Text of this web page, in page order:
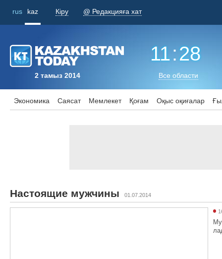
rus kaz Кіру @ Редакцияға хат
2 тамыз 2014
11:28
Все области
Экономика Саясат Мемлекет Қоғам Оқыс оқиғалар
Настоящие мужчины 01.07.2014